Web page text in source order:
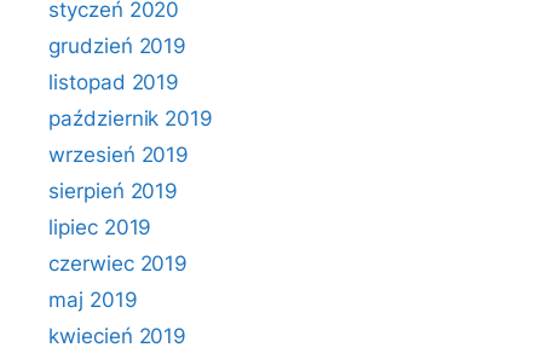
styczeń 2020
grudzień 2019
listopad 2019
październik 2019
wrzesień 2019
sierpień 2019
lipiec 2019
czerwiec 2019
maj 2019
kwiecień 2019